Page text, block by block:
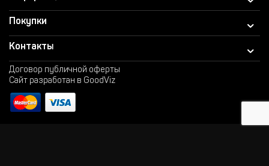
Покупки
Контакты
Договор публичной оферты
Сайт разработан в GoodViz